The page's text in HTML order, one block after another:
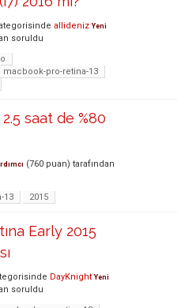
allideniz Yeni
soruldu
macbook-pro-retina-13
saat de %80
(760 puan) tarafından
13 2015
Early 2015
DayKnight Yeni
soruldu